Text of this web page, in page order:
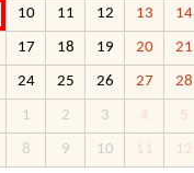
10 11 12 13 14
17 18 19 20 21
24 25 26 27 28
1 2 3 4 5
8 9 10 11 12